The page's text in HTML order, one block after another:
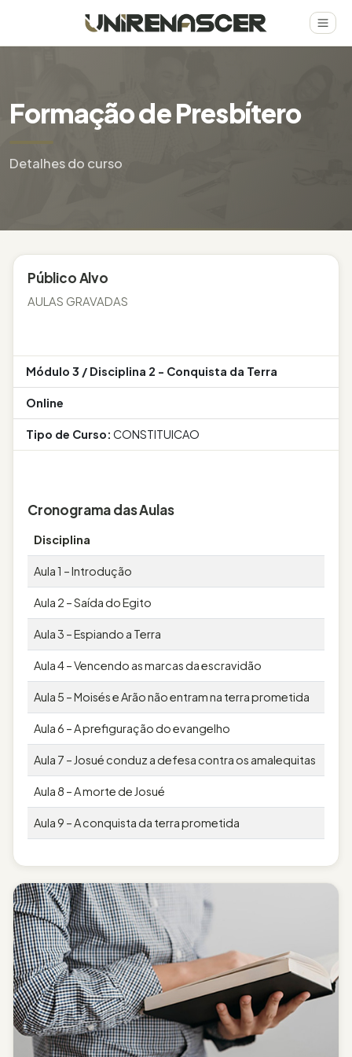
Formação de Presbítero
Detalhes do curso
Público Alvo
AULAS GRAVADAS
Módulo 3 / Disciplina 2 - Conquista da Terra
Online
Tipo de Curso: CONSTITUICAO
Cronograma das Aulas
Disciplina
Aula 1 – Introdução
Aula 2 – Saída do Egito
Aula 3 – Espiando a Terra
Aula 4 – Vencendo as marcas da escravidão
Aula 5 – Moisés e Arão não entram na terra prometida
Aula 6 – A prefiguração do evangelho
Aula 7 – Josué conduz a defesa contra os amalequitas
Aula 8 – A morte de Josué
Aula 9 – A conquista da terra prometida